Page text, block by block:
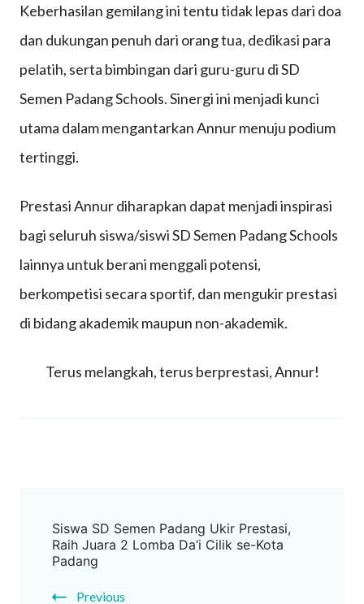
Keberhasilan gemilang ini tentu tidak lepas dari doa
dan dukungan penuh dari orang tua, dedikasi para
pelatih, serta bimbingan dari guru-guru di SD
Semen Padang Schools. Sinergi ini menjadi kunci
utama dalam mengantarkan Annur menuju podium
tertinggi.
Prestasi Annur diharapkan dapat menjadi inspirasi
bagi seluruh siswa/siswi SD Semen Padang Schools
lainnya untuk berani menggali potensi,
berkompetisi secara sportif, dan mengukir prestasi
di bidang akademik maupun non-akademik.
Terus melangkah, terus berprestasi, Annur!
Navigation
Siswa SD Semen Padang Ukir Prestasi,
Raih Juara 2 Lomba Da’i Cilik se-Kota
Padang
Previous